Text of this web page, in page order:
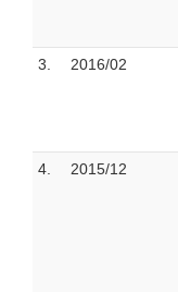
3. 2016/02
4. 2015/12